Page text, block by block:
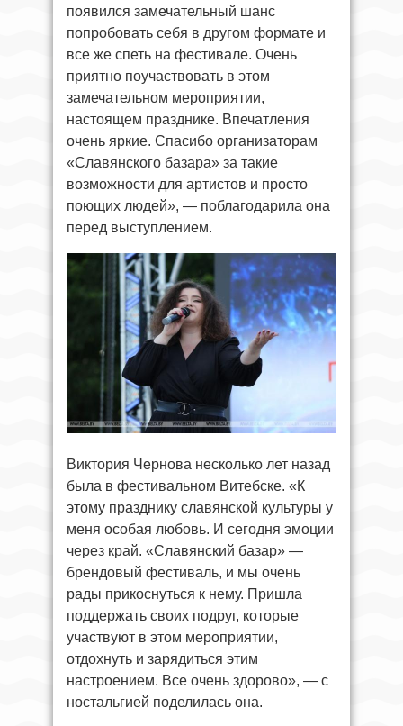
появился замечательный шанс
попробовать себя в другом формате и
все же спеть на фестивале. Очень
приятно поучаствовать в этом
замечательном мероприятии,
настоящем празднике. Впечатления
очень яркие. Спасибо организаторам
«Славянского базара» за такие
возможности для артистов и просто
поющих людей», — поблагодарила она
перед выступлением.
Виктория Чернова несколько лет назад
была в фестивальном Витебске. «К
этому празднику славянской культуры у
меня особая любовь. И сегодня эмоции
через край. «Славянский базар» —
брендовый фестиваль, и мы очень
рады прикоснуться к нему. Пришла
поддержать своих подруг, которые
участвуют в этом мероприятии,
отдохнуть и зарядиться этим
настроением. Все очень здорово», — с
ностальгией поделилась она.